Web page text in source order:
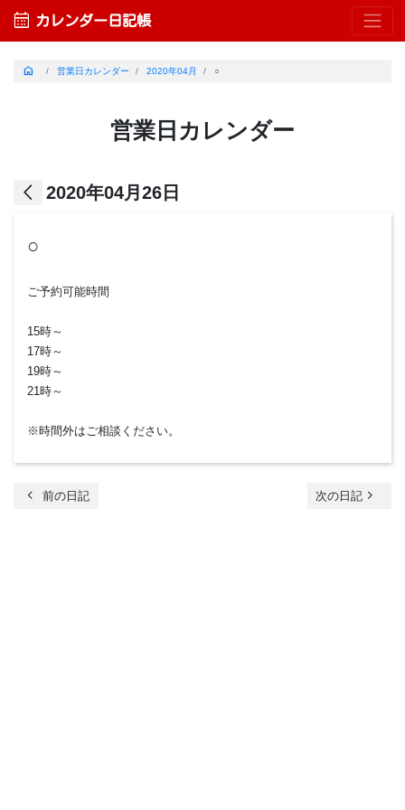
calendar_month カレンダー日記帳
home 営業日カレンダー 2020年04月 ○
営業日カレンダー
arrow_back_ios 2020年04月26日
○
ご予約可能時間
15時～
17時～
19時～
21時～
※時間外はご相談ください。
chevron_left 前の日記 次の日記 navigate_next